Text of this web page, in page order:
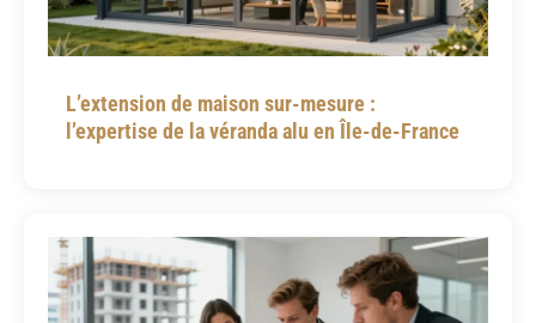
L’extension de maison sur-mesure :
l’expertise de la véranda alu en Île-de-France